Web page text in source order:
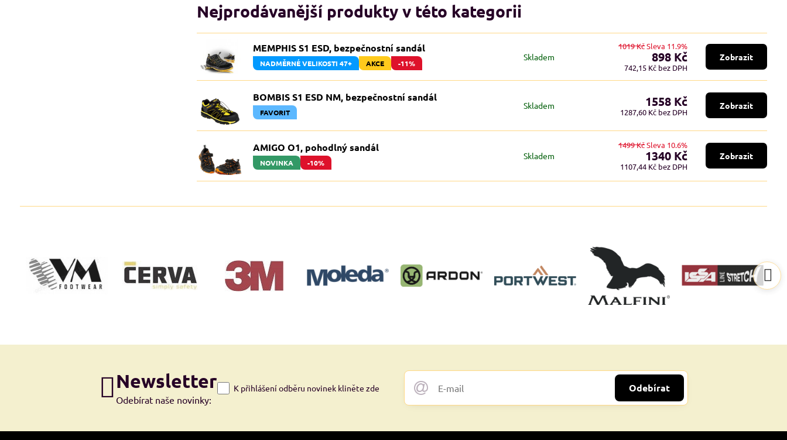
Nejprodávanější produkty v této kategorii
MEMPHIS S1 ESD, bezpečnostní sandál
NADMĚRNÉ VELIKOSTI 47+ AKCE -11%
Skladem 898 Kč
742,15 Kč bez DPH
1019 KčSleva 11.9%
Zobrazit
BOMBIS S1 ESD NM, bezpečnostní sandál
FAVORIT
Skladem 1558 Kč
1287,60 Kč bez DPH
Zobrazit
AMIGO O1, pohodlný sandál
NOVINKA -10%
Skladem 1340 Kč
1107,44 Kč bez DPH
1499 KčSleva 10.6%
Zobrazit
Newsletter
Odebírat naše novinky:
Odebírat
K přihlášení odběru novinek kliněte zde